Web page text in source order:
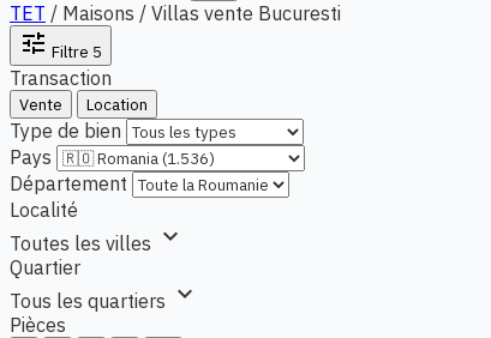
TET / Maisons / Villas vente Bucuresti
tune Filtre 5
Transaction
Vente Location
Type de bien
Pays
Département
Localité
Toutes les villes expand_more
Quartier
Tous les quartiers expand_more
Pièces